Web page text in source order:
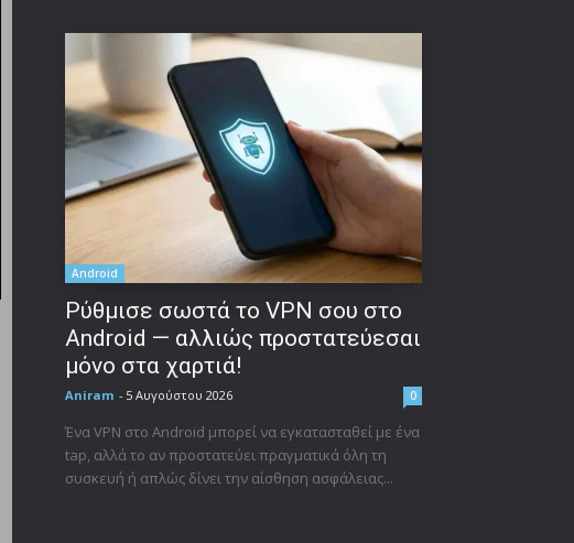
Android
Ρύθμισε σωστά το VPN σου στο
Android — αλλιώς προστατεύεσαι
μόνο στα χαρτιά!
Aniram - 5 Αυγούστου 2026 0
Ένα VPN στο Android μπορεί να εγκατασταθεί με ένα
tap, αλλά το αν προστατεύει πραγματικά όλη τη
συσκευή ή απλώς δίνει την αίσθηση ασφάλειας...